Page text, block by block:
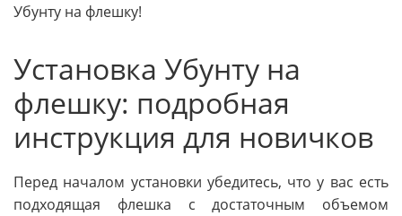
Убунту на флешку!
Установка Убунту на
флешку: подробная
инструкция для новичков
Перед началом установки убедитесь, что у вас есть
подходящая флешка с достаточным объемом